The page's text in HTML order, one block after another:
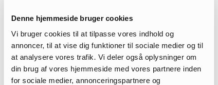
Denne hjemmeside bruger cookies
Vi bruger cookies til at tilpasse vores indhold og
annoncer, til at vise dig funktioner til sociale medier og til
at analysere vores trafik. Vi deler også oplysninger om
din brug af vores hjemmeside med vores partnere inden
for sociale medier, annonceringspartnere og